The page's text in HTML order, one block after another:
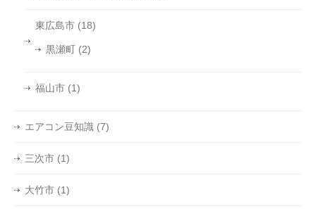
東広島市 (18)
黒瀬町 (2)
福山市 (1)
エアコン豆知識 (7)
三次市 (1)
大竹市 (1)